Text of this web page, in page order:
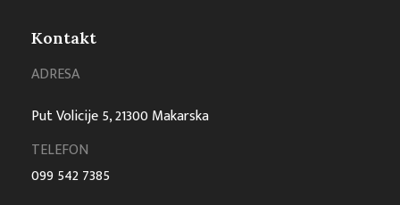
Kontakt
ADRESA
Put Volicije 5, 21300 Makarska
TELEFON
099 542 7385